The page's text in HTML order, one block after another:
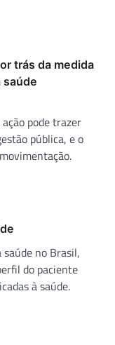
trás da medida
saúde
pode trazer
pública, e o
no Brasil,
do paciente
à saúde.